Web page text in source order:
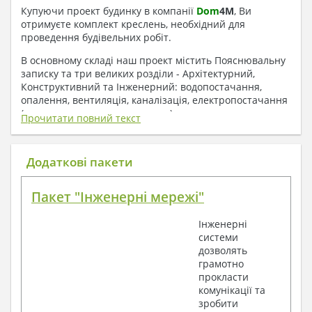
Купуючи проект будинку в компанії Dom4M, Ви
отримуєте комплект креслень, необхідний для
проведення будівельних робіт.
В основному складі наш проект містить Пояснювальну
записку та три великих розділи - Архітектурний,
Конструктивний та Інженерний: водопостачання,
опалення, вентиляція, каналізація, електропостачання
( купується за додаткову плату ).
1. До складу Архітектурного розділу
входять:
План покрівлі
Фасади з даними зовнішніх оздоблень
Елементи прорізів – специфікація
Дані перемичок – перетин та специфікація
Обсяги основних будівельних матеріалів
Архітектурні вузли в конструкціях
Прочитати повний текст
Додаткові пакети
Пакет "Інженерні мережі"
Інженерні
системи
дозволять
грамотно
прокласти
комунікації та
зробити